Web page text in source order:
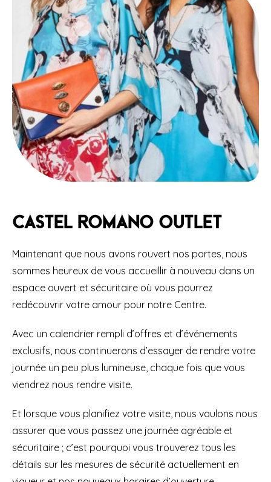
Castel Romano Outlet
Maintenant que nous avons rouvert nos portes, nous
sommes heureux de vous accueillir à nouveau dans un
espace ouvert et sécuritaire où vous pourrez
redécouvrir votre amour pour notre Centre.
Avec un calendrier rempli d’offres et d’événements
exclusifs, nous continuerons d’essayer de rendre votre
journée un peu plus lumineuse, chaque fois que vous
viendrez nous rendre visite.
Et lorsque vous planifiez votre visite, nous voulons nous
assurer que vous passez une journée agréable et
sécuritaire ; c’est pourquoi vous trouverez tous les
détails sur les mesures de sécurité actuellement en